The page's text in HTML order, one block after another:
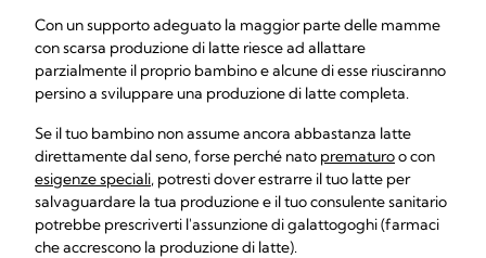
Con un supporto adeguato la maggior parte delle mamme
con scarsa produzione di latte riesce ad allattare
parzialmente il proprio bambino e alcune di esse riusciranno
persino a sviluppare una produzione di latte completa.
Se il tuo bambino non assume ancora abbastanza latte
direttamente dal seno, forse perché nato prematuroo con
esigenze speciali, potresti dover estrarre il tuo latte per
salvaguardare la tua produzione e il tuo consulente sanitario
potrebbe prescriverti l'assunzione di galattogoghi (farmaci
che accrescono la produzione di latte).